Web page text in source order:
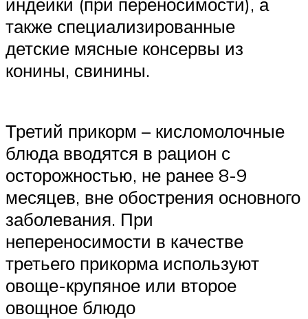
также специализированные
детские мясные консервы из
конины, свинины.
Третий прикорм – кисломолочные
блюда вводятся в рацион с
осторожностью, не ранее 8-9
месяцев, вне обострения основного
заболевания. При
непереносимости в качестве
третьего прикорма используют
овоще-крупяное или второе
овощное блюдо